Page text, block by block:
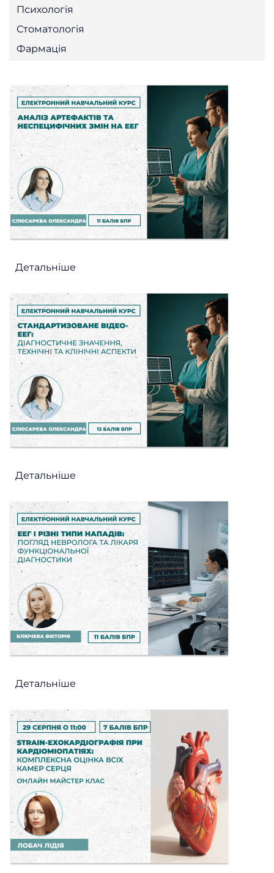
Психологія
Стоматологія
Фармація
Детальніше
Детальніше
Детальніше